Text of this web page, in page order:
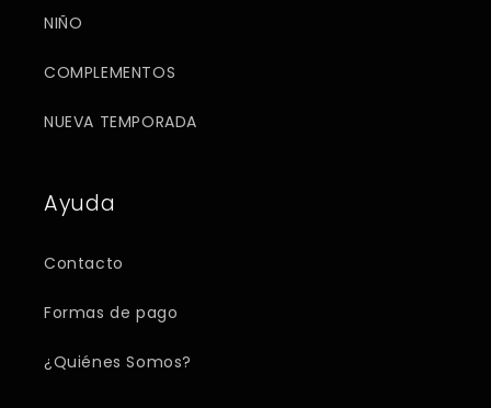
NIÑO
COMPLEMENTOS
NUEVA TEMPORADA
Ayuda
Contacto
Formas de pago
¿Quiénes Somos?